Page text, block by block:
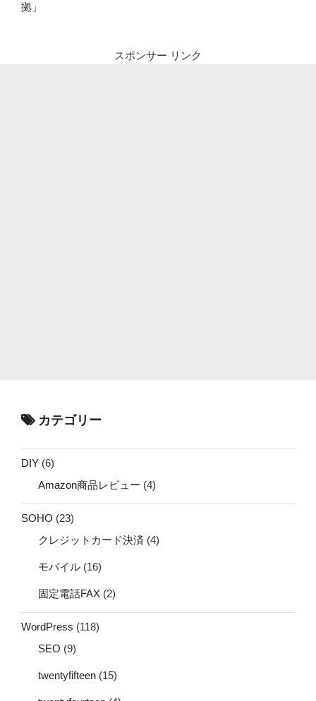
拠」
スポンサー リンク
カテゴリー
DIY (6)
Amazon商品レビュー (4)
SOHO (23)
クレジットカード決済 (4)
モバイル (16)
固定電話FAX (2)
WordPress (118)
SEO (9)
twentyfifteen (15)